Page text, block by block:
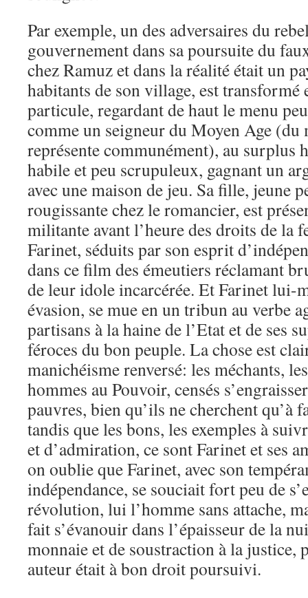
Par exemple, un des adversaires du
gouvernement dans sa poursuite du
chez Ramuz et dans la réalité était un
habitants de son village, est transformé
particule, regardant de haut le menu
comme un seigneur du Moyen Age (du
représente communément), au surplus
habile et peu scrupuleux, gagnant un
avec une maison de jeu. Sa fille, jeune
rougissante chez le romancier, est
militante avant l’heure des droits de la
Farinet, séduits par son esprit
dans ce film des émeutiers réclamant
de leur idole incarcérée. Et Farinet lui-
évasion, se mue en un tribun au verbe
partisans à la haine de l’Etat et de ses
féroces du bon peuple. La chose est
manichéisme renversé: les méchants,
hommes au Pouvoir, censés
pauvres, bien qu’ils ne cherchent qu’à
tandis que les bons, les exemples à
et d’admiration, ce sont Farinet et ses
on oublie que Farinet, avec son
indépendance, se souciait fort peu de
révolution, lui l’homme sans attache,
fait s’évanouir dans l’épaisseur de la
monnaie et de soustraction à la justice,
auteur était à bon droit poursuivi.